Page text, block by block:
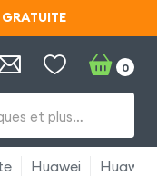
et plus…
0
Huawei Huawei